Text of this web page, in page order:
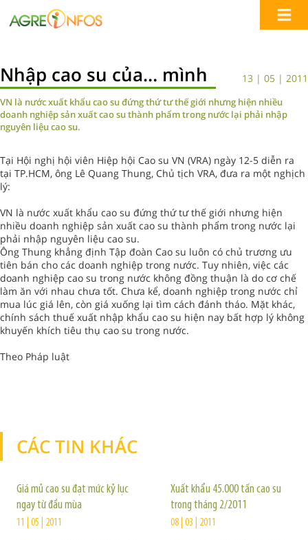
Nhập cao su của… mình 13 | 05 | 2011
VN là nước xuất khẩu cao su đứng thứ tư thế giới nhưng hiện nhiều
doanh nghiệp sản xuất cao su thành phẩm trong nước lại phải nhập
nguyên liệu cao su.
Tại Hội nghị hội viên Hiệp hội Cao su VN (VRA) ngày 12-5 diễn ra
tại TP.HCM, ông Lê Quang Thung, Chủ tịch VRA, đưa ra một nghịch
lý:
VN là nước xuất khẩu cao su đứng thứ tư thế giới nhưng hiện
nhiều doanh nghiệp sản xuất cao su thành phẩm trong nước lại
phải nhập nguyên liệu cao su.
Ông Thung khẳng định Tập đoàn Cao su luôn có chủ trương ưu
tiên bán cho các doanh nghiệp trong nước. Tuy nhiên, việc các
doanh nghiệp cao su trong nước không đồng thuận là do cơ chế
làm ăn với nhau chưa tốt. Chưa kể, doanh nghiệp trong nước chỉ
mua lúc giá lên, còn giá xuống lại tìm cách đánh tháo. Mặt khác,
chính sách thuế xuất nhập khẩu cao su hiện nay bất hợp lý không
khuyến khích tiêu thụ cao su trong nước.
Theo Pháp luật
CÁC TIN KHÁC
Giá mủ cao su đạt mức kỷ lục
ngay từ đầu mùa
11 | 05 | 2011
Xuất khẩu 45.000 tấn cao su
trong tháng 2/2011
08 | 03 | 2011